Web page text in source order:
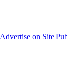
Advertise on Site|